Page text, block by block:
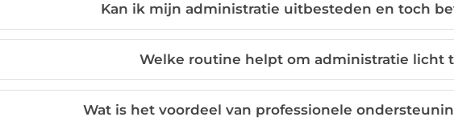
Kan ik mijn administratie uitbesteden en toch
Welke routine helpt om administratie licht
Wat is het voordeel van professionele